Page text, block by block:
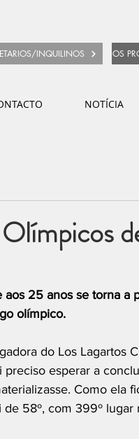
INQUILINOS OS
NOTÍCIA
25 anos se torna a
olímpico.
do Los Lagartos
esperar a
Como ela
58º, com 399º lugar